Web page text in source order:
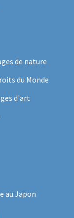
de nature
du Monde
d'art
au Japon